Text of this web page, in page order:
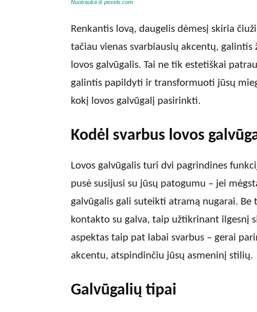
Nuotrauka iš pexels.com
Renkantis lovą, daugelis dėmesį skiria
tačiau vienas svarbiausių akcentų,
lovos galvūgalis. Tai ne tik estetiškai
galintis papildyti ir transformuoti jūsų
kokį lovos galvūgalį pasirinkti.
Kodėl svarbus lovos
Lovos galvūgalis turi dvi pagrindines
pusė susijusi su jūsų patogumu – jei
galvūgalis gali suteikti atramą nugarai.
kontakto su galva, taip užtikrinant ilgesnį
aspektas taip pat labai svarbus – gerai
akcentu, atspindinčiu jūsų asmeninį stilių.
Galvūgalių tipai